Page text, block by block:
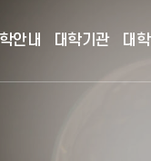
안내 대학기관 대